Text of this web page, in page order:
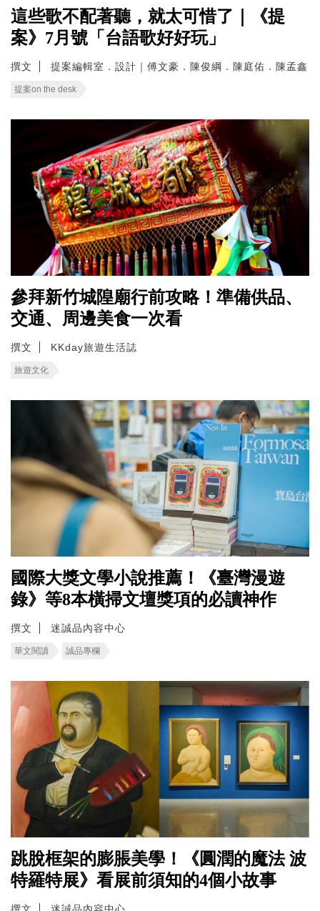
這些歌不配著聽，就太可惜了｜《提
案》7月號「台語歌好好玩」
撰文 提案編輯室．設計｜傅文豪．陳俊綱．陳庭佑．陳孟鑫
提案on the desk
參拜新竹城隍廟行前攻略！準備供品、
交通、周邊美食一次看
撰文 KKday旅遊生活誌
旅遊文化
國際大獎文學小說推薦！《臺灣漫遊
錄》等8本橫掃文壇獎項的必讀神作
撰文 迷誠品內容中心
華文閱讀 誠品專欄
跳脫框架的膨脹美學！《圓潤的魔法 波
特羅特展》看展前須知的4個小故事
撰文 迷誠品內容中心